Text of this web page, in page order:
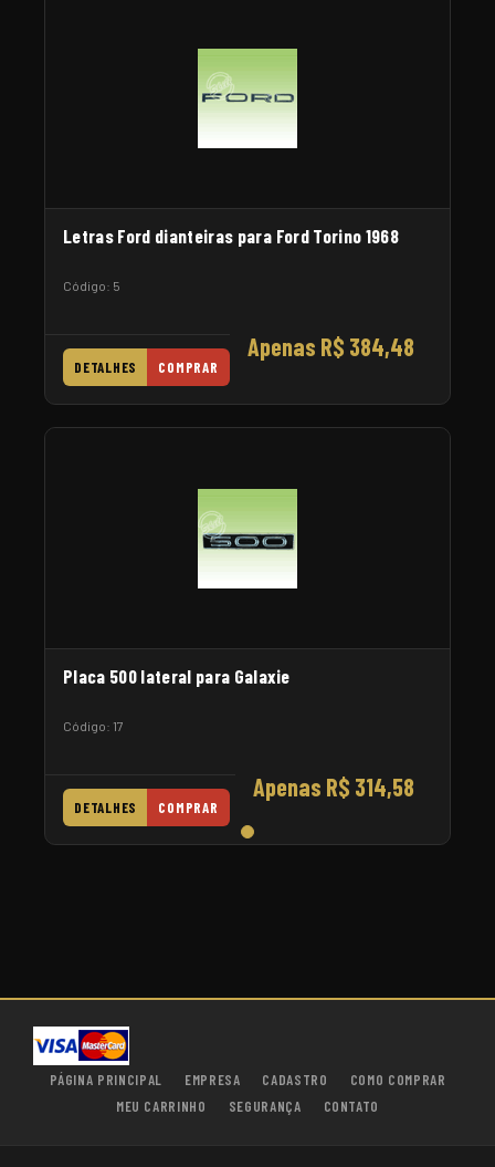
Letras Ford dianteiras para Ford Torino 1968
Código: 5
Apenas R$ 384,48
DETALHES COMPRAR
Placa 500 lateral para Galaxie
Código: 17
Apenas R$ 314,58
DETALHES COMPRAR
PÁGINA PRINCIPAL EMPRESA CADASTRO
COMO COMPRAR
MEU CARRINHO
SEGURANÇA CONTATO